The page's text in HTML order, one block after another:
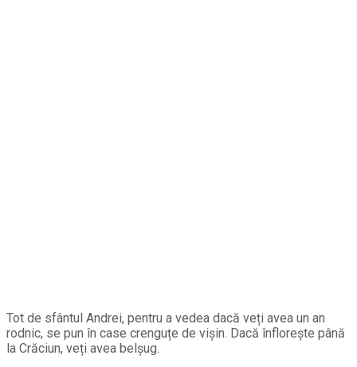
Tot de sfântul Andrei, pentru a vedea dacă veți avea un an
rodnic, se pun în case crenguțe de vișin. Dacă înflorește până
la Crăciun, veți avea belșug.